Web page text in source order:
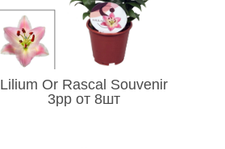
Lilium Or Rascal Souvenir
3pp от 8шт